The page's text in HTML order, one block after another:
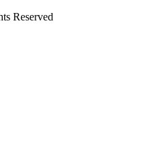
Reserved